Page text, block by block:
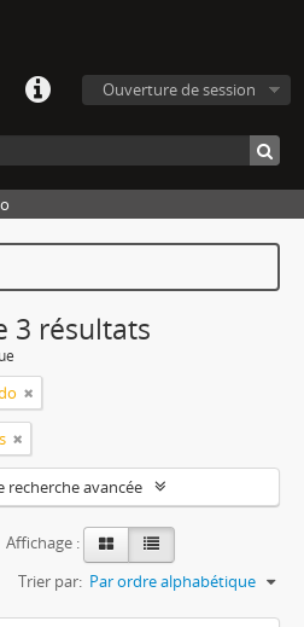
Ouverture de session
3 résultats
recherche avancée
Affichage :
Trier par: Par ordre alphabétique